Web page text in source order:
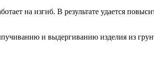
на изгиб. В результате удается
и выдергиванию изделия из